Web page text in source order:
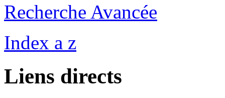
Recherche Avancée
Index a z
Liens directs